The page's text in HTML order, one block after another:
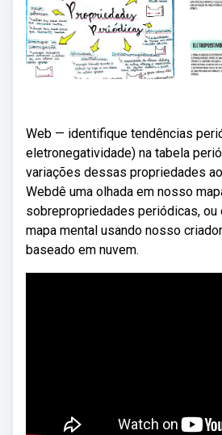
Web — identifique tendências
eletronegatividade) na tabela
variações dessas propriedades
Webdê uma olhada em nosso
sobrepropriedades periódicas, ou
mapa mental usando nosso
baseado em nuvem.